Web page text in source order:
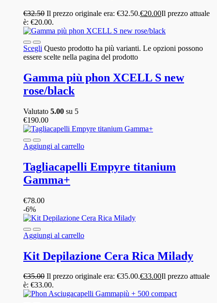
€32.50 Il prezzo originale era: €32.50.€20.00Il prezzo attuale
è: €20.00.
Scegli Questo prodotto ha più varianti. Le opzioni possono
essere scelte nella pagina del prodotto
Gamma più phon XCELL S new
rose/black
Valutato 5.00 su 5
€190.00
Aggiungi al carrello
Tagliacapelli Empyre titanium
Gamma+
€78.00
-6%
Aggiungi al carrello
Kit Depilazione Cera Rica Milady
€35.00 Il prezzo originale era: €35.00.€33.00Il prezzo attuale
è: €33.00.